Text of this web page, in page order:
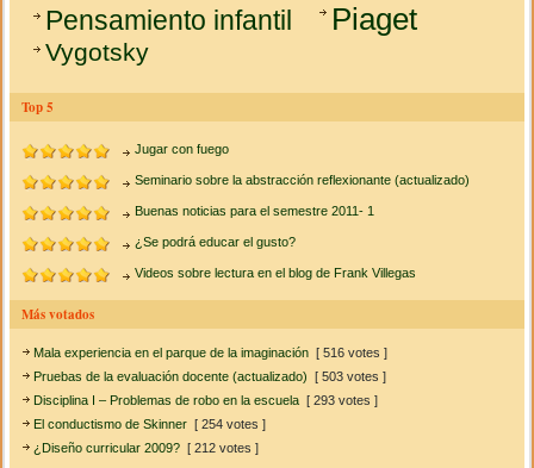
Pensamiento infantil Piaget
Vygotsky
Top 5
Jugar con fuego
Seminario sobre la abstracción reflexionante (actualizado)
Buenas noticias para el semestre 2011- 1
¿Se podrá educar el gusto?
Videos sobre lectura en el blog de Frank Villegas
Más votados
Mala experiencia en el parque de la imaginación [ 516 votes ]
Pruebas de la evaluación docente (actualizado) [ 503 votes ]
Disciplina I – Problemas de robo en la escuela [ 293 votes ]
El conductismo de Skinner [ 254 votes ]
¿Diseño curricular 2009? [ 212 votes ]